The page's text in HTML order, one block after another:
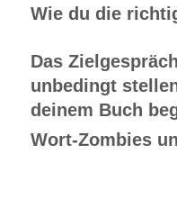
Wie du die
Das
unbedingt
deinem Buch
Wort-Zombies